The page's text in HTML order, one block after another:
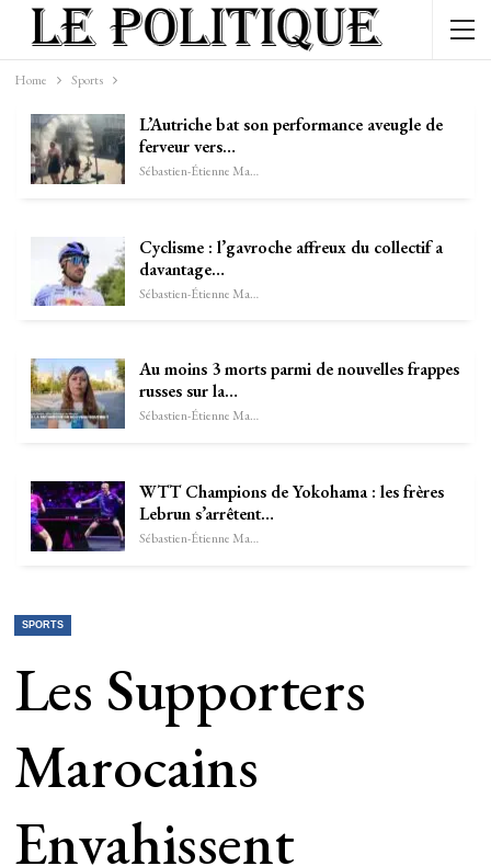
Home Sports
L’Autriche bat son performance aveugle de
ferveur vers…
Sébastien-Étienne Marechal
Cyclisme : l’gavroche affreux du collectif a
davantage…
Sébastien-Étienne Marechal
Au moins 3 morts parmi de nouvelles frappes
russes sur la…
Sébastien-Étienne Marechal
WTT Champions de Yokohama : les frères
Lebrun s’arrêtent…
Sébastien-Étienne Marechal
SPORTS
Les Supporters
Marocains
Envahissent